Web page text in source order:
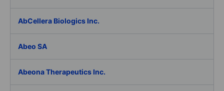
AbCellera Biologics Inc.
Abeo SA
Abeona Therapeutics Inc.